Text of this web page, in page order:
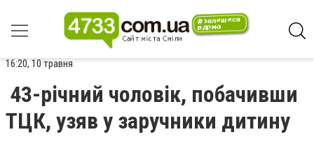
16:20, 10 травня
43-річний чоловік, побачивши
ТЦК, узяв у заручники дитину